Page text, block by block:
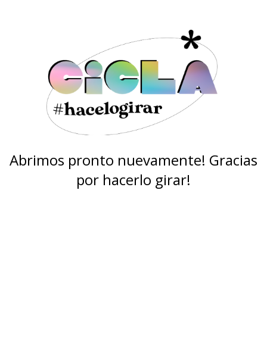
Abrimos pronto nuevamente! Gracias
por hacerlo girar!